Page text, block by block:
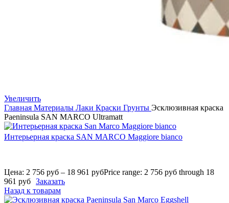
Увеличить
Главная Материалы Лаки Краски Грунты Эсклюзивная краска
Paеninsula SAN MARCO Ultramatt
Интерьерная краска SAN MARCO Maggiore bianco
Цена: 2 756 руб – 18 961 рубPrice range: 2 756 руб through 18
961 руб Заказать
Назад к товарам